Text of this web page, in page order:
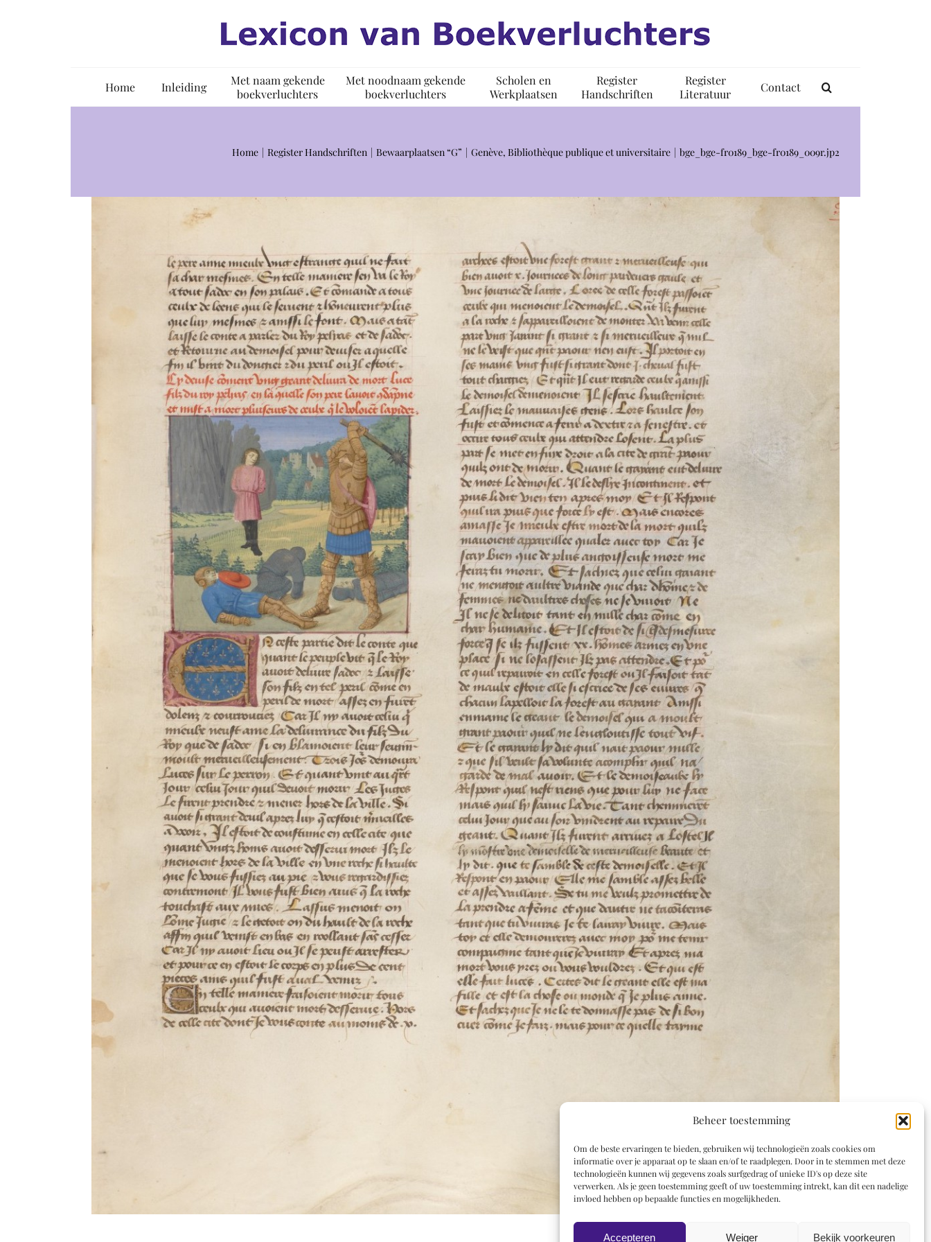
Beheer toestemming
Om de beste ervaringen te bieden, gebruiken wij technologieën zoals cookies om
informatie over je apparaat op te slaan en/of te raadplegen. Door in te stemmen met deze
technologieën kunnen wij gegevens zoals surfgedrag of unieke ID's op deze site
verwerken. Als je geen toestemming geeft of uw toestemming intrekt, kan dit een nadelige
invloed hebben op bepaalde functies en mogelijkheden.
Accepteren Weiger Bekijk voorkeuren
Home Inleiding
Met naam gekende
boekverluchters
Met noodnaam gekende
boekverluchters
Scholen en
Werkplaatsen
Register
Handschriften
Register
Literatuur
Contact
Home Register Handschriften Bewaarplaatsen “G” Genève, Bibliothèque publique et universitaire bge_bge-fr0189_bge-fr0189_009r.jp2